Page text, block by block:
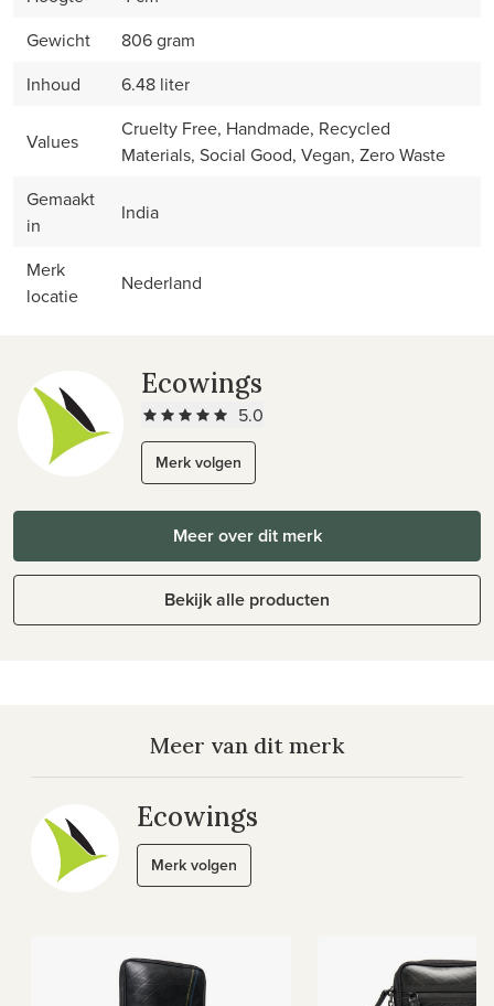
Gewicht
806 gram
Inhoud
6.48 liter
Values
Cruelty Free, Handmade, Recycled
Materials, Social Good, Vegan, Zero Waste
Gemaakt
in
India
Merk
locatie
Nederland
Ecowings
5.0
Merk volgen
Meer over dit merk
Bekijk alle producten
Meer van dit merk
Ecowings
Merk volgen